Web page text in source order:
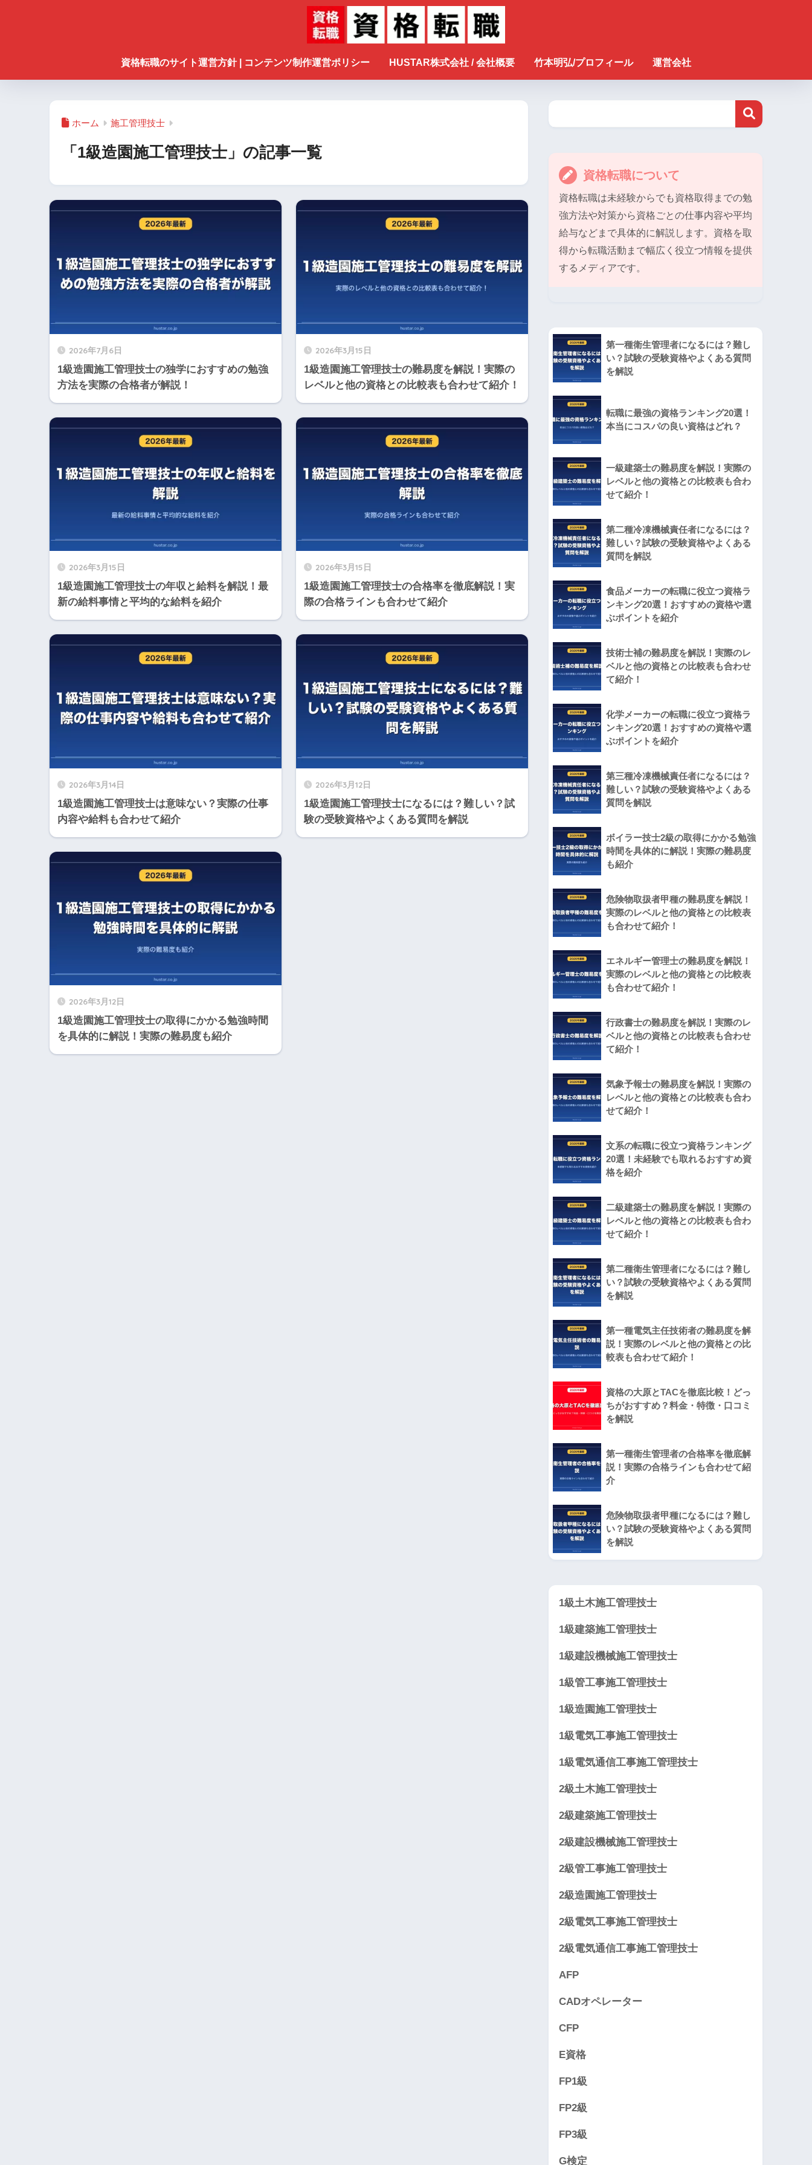
資格転職のサイト運営方針 | コンテンツ制作運営ポリシー HUSTAR株式会社 / 会社概要 竹本明弘/プロフィール 運営会社
ホーム 施工管理技士
「1級造園施工管理技士」の記事一覧
2026年7月6日
1級造園施工管理技士の独学におすすめの勉強
方法を実際の合格者が解説！
2026年3月15日
1級造園施工管理技士の難易度を解説！実際の
レベルと他の資格との比較表も合わせて紹介！
2026年3月15日
1級造園施工管理技士の年収と給料を解説！最
新の給料事情と平均的な給料を紹介
2026年3月15日
1級造園施工管理技士の合格率を徹底解説！実
際の合格ラインも合わせて紹介
2026年3月14日
1級造園施工管理技士は意味ない？実際の仕事
内容や給料も合わせて紹介
2026年3月12日
1級造園施工管理技士になるには？難しい？試
験の受験資格やよくある質問を解説
2026年3月12日
1級造園施工管理技士の取得にかかる勉強時間
を具体的に解説！実際の難易度も紹介
資格転職について
資格転職は未経験からでも資格取得までの勉
強方法や対策から資格ごとの仕事内容や平均
給与などまで具体的に解説します。資格を取
得から転職活動まで幅広く役立つ情報を提供
するメディアです。
第一種衛生管理者になるには？難し
い？試験の受験資格やよくある質問
を解説
転職に最強の資格ランキング20選！
本当にコスパの良い資格はどれ？
一級建築士の難易度を解説！実際の
レベルと他の資格との比較表も合わ
せて紹介！
第二種冷凍機械責任者になるには？
難しい？試験の受験資格やよくある
質問を解説
食品メーカーの転職に役立つ資格ラ
ンキング20選！おすすめの資格や選
ぶポイントを紹介
技術士補の難易度を解説！実際のレ
ベルと他の資格との比較表も合わせ
て紹介！
化学メーカーの転職に役立つ資格ラ
ンキング20選！おすすめの資格や選
ぶポイントを紹介
第三種冷凍機械責任者になるには？
難しい？試験の受験資格やよくある
質問を解説
ボイラー技士2級の取得にかかる勉強
時間を具体的に解説！実際の難易度
も紹介
危険物取扱者甲種の難易度を解説！
実際のレベルと他の資格との比較表
も合わせて紹介！
エネルギー管理士の難易度を解説！
実際のレベルと他の資格との比較表
も合わせて紹介！
行政書士の難易度を解説！実際のレ
ベルと他の資格との比較表も合わせ
て紹介！
気象予報士の難易度を解説！実際の
レベルと他の資格との比較表も合わ
せて紹介！
文系の転職に役立つ資格ランキング
20選！未経験でも取れるおすすめ資
格を紹介
二級建築士の難易度を解説！実際の
レベルと他の資格との比較表も合わ
せて紹介！
第二種衛生管理者になるには？難し
い？試験の受験資格やよくある質問
を解説
第一種電気主任技術者の難易度を解
説！実際のレベルと他の資格との比
較表も合わせて紹介！
資格の大原とTACを徹底比較！どっ
ちがおすすめ？料金・特徴・口コミ
を解説
第一種衛生管理者の合格率を徹底解
説！実際の合格ラインも合わせて紹
介
危険物取扱者甲種になるには？難し
い？試験の受験資格やよくある質問
を解説
1級土木施工管理技士
1級建築施工管理技士
1級建設機械施工管理技士
1級管工事施工管理技士
1級造園施工管理技士
1級電気工事施工管理技士
1級電気通信工事施工管理技士
2級土木施工管理技士
2級建築施工管理技士
2級建設機械施工管理技士
2級管工事施工管理技士
2級造園施工管理技士
2級電気工事施工管理技士
2級電気通信工事施工管理技士
AFP
CADオペレーター
CFP
E資格
FP1級
FP2級
FP3級
G検定